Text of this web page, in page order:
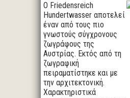
O Friedensreich
Hundertwasser αποτελεί
έναν από τους πιο
γνωστούς σύγχρονους
ζωγράφους της
Αυστρίας. Εκτός από τη
ζωγραφική
πειραματίστηκε και με
την αρχιτεκτονική.
Χαρακτηριστικά